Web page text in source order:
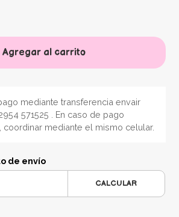
Agregar al carrito
mediante transferencia envair
571525 . En caso de pago
coordinar mediante el mismo celular.
de envío
CALCULAR